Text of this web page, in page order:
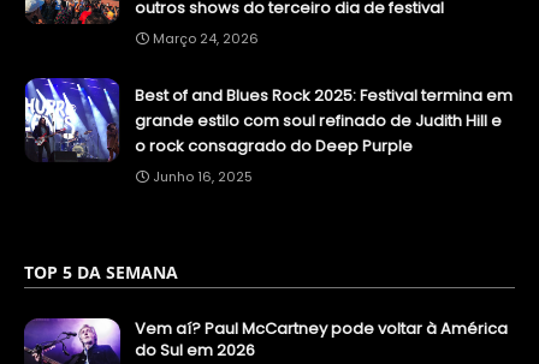
outros shows do terceiro dia de festival
Março 24, 2026
Best of and Blues Rock 2025: Festival termina em
grande estilo com soul refinado de Judith Hill e
o rock consagrado do Deep Purple
Junho 16, 2025
TOP 5 DA SEMANA
Vem aí? Paul McCartney pode voltar à América
do Sul em 2026